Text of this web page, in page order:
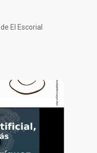
El Escorial